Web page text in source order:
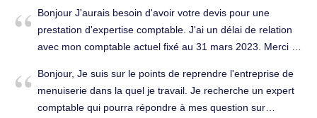
Bonjour J'aurais besoin d'avoir votre devis pour une
prestation d'expertise comptable. J'ai un délai de relation
avec mon comptable actuel fixé au 31 mars 2023. Merci de
comptabilité à Pont-à-Mousson (54700).
Bonjour, Je suis sur le points de reprendre l'entreprise de
menuiserie dans la quel je travail. Je recherche un expert
comptable qui pourra répondre à mes question sur